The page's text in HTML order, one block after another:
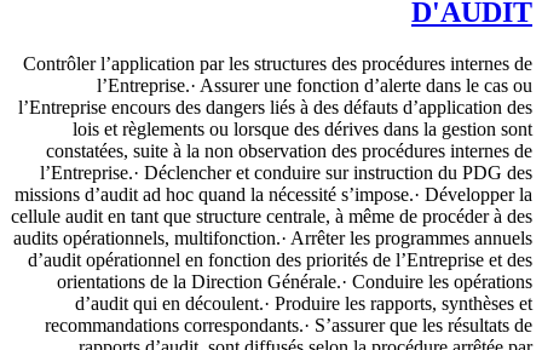
D'AUDIT
Contrôler l’application par les structures des procédures internes de
l’Entreprise.· Assurer une fonction d’alerte dans le cas ou
l’Entreprise encours des dangers liés à des défauts d’application des
lois et règlements ou lorsque des dérives dans la gestion sont
constatées, suite à la non observation des procédures internes de
l’Entreprise.· Déclencher et conduire sur instruction du PDG des
missions d’audit ad hoc quand la nécessité s’impose.· Développer la
cellule audit en tant que structure centrale, à même de procéder à des
audits opérationnels, multifonction.· Arrêter les programmes annuels
d’audit opérationnel en fonction des priorités de l’Entreprise et des
orientations de la Direction Générale.· Conduire les opérations
d’audit qui en découlent.· Produire les rapports, synthèses et
recommandations correspondants.· S’assurer que les résultats de